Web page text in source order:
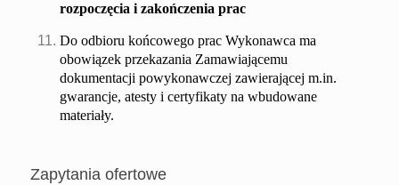
rozpoczęcia i zakończenia prac
Do odbioru końcowego prac Wykonawca ma
obowiązek przekazania Zamawiającemu
dokumentacji powykonawczej zawierającej m.in.
gwarancje, atesty i certyfikaty na wbudowane
materiały.
Zapytania ofertowe